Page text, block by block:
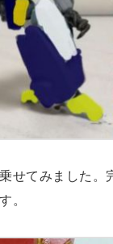
せてみました。
。